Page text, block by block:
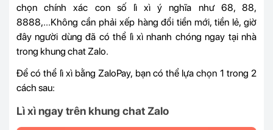
chọn chính xác con số lì xì ý nghĩa như 68, 88,
8888,...Không cần phải xếp hàng đổi tiền mới, tiền lẻ, giờ
đây người dùng đã có thể lì xì nhanh chóng ngay tại nhà
trong khung chat Zalo.
Để có thể lì xì bằng ZaloPay, bạn có thể lựa chọn 1 trong 2
cách sau:
Lì xì ngay trên khung chat Zalo